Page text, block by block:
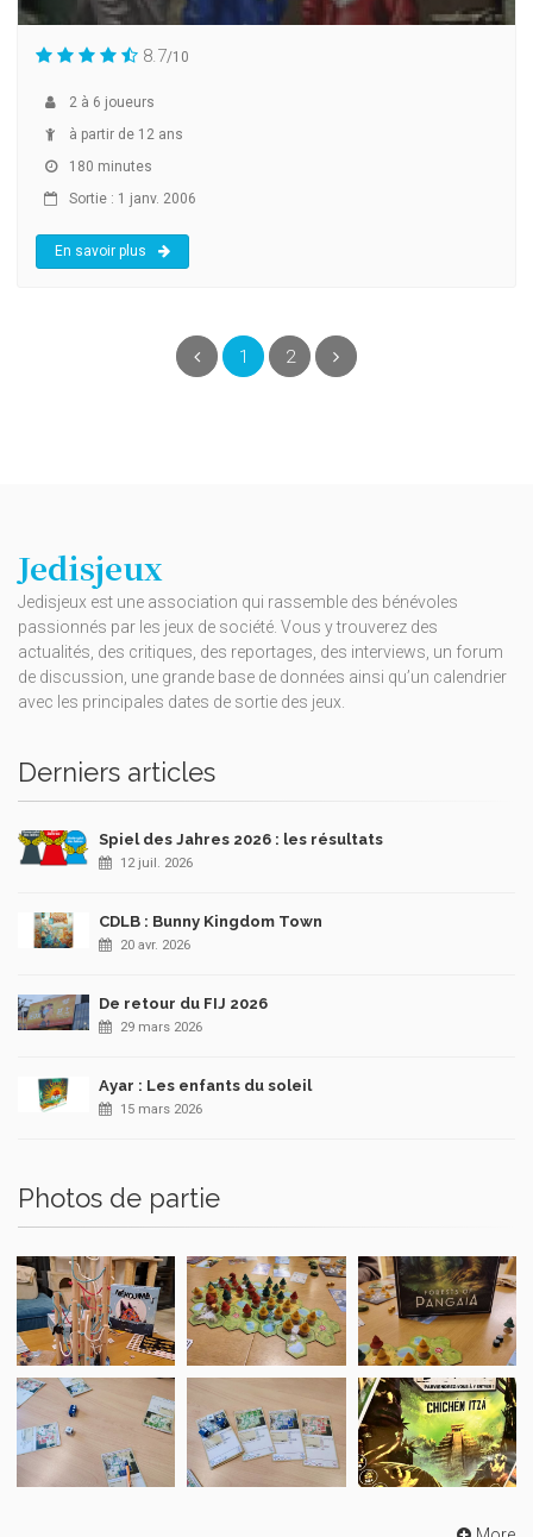
8.7/10
2 à 6 joueurs
à partir de 12 ans
180 minutes
Sortie : 1 janv. 2006
En savoir plus
Précédent
1 (current)
2 Suivant
Jedisjeux
Jedisjeux est une association qui rassemble des bénévoles
passionnés par les jeux de société. Vous y trouverez des
actualités, des critiques, des reportages, des interviews, un forum
de discussion, une grande base de données ainsi qu’un calendrier
avec les principales dates de sortie des jeux.
Derniers articles
Spiel des Jahres 2026 : les résultats
12 juil. 2026
CDLB : Bunny Kingdom Town
20 avr. 2026
De retour du FIJ 2026
29 mars 2026
Ayar : Les enfants du soleil
15 mars 2026
Photos de partie